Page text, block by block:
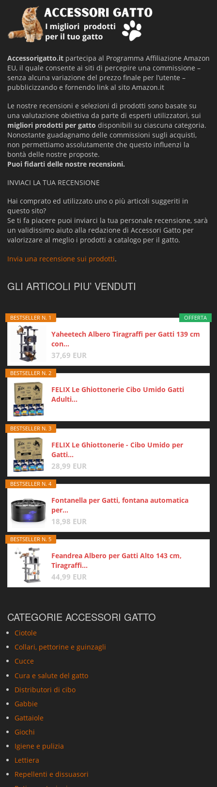
Accessorigatto.it partecipa al Programma Affiliazione Amazon
EU, il quale consente ai siti di percepire una commissione –
senza alcuna variazione del prezzo finale per l’utente –
pubblicizzando e fornendo link al sito Amazon.it
Le nostre recensioni e selezioni di prodotti sono basate su
una valutazione obiettiva da parte di esperti utilizzatori, sui
migliori prodotti per gatto disponibili su ciascuna categoria.
Nonostante guadagnamo delle commissioni sugli acquisti,
non permettiamo assolutamente che questo influenzi la
bontà delle nostre proposte.
Puoi fidarti delle nostre recensioni.
INVIACI LA TUA RECENSIONE
Hai comprato ed utilizzato uno o più articoli suggeriti in
questo sito?
Se ti fa piacere puoi inviarci la tua personale recensione, sarà
un validissimo aiuto alla redazione di Accessori Gatto per
valorizzare al meglio i prodotti a catalogo per il gatto.
Invia una recensione sui prodotti.
GLI ARTICOLI PIU’ VENDUTI
OFFERTA
BESTSELLER N. 1
Yaheetech Albero Tiragraffi per Gatti 139 cm
con...
37,69 EUR
BESTSELLER N. 2
FELIX Le Ghiottonerie Cibo Umido Gatti
Adulti...
BESTSELLER N. 3
FELIX Le Ghiottonerie - Cibo Umido per
Gatti...
28,99 EUR
BESTSELLER N. 4
Fontanella per Gatti, fontana automatica
per...
18,98 EUR
BESTSELLER N. 5
Feandrea Albero per Gatti Alto 143 cm,
Tiragraffi...
44,99 EUR
CATEGORIE ACCESSORI GATTO
Ciotole
Collari, pettorine e guinzagli
Cucce
Cura e salute del gatto
Distributori di cibo
Gabbie
Gattaiole
Giochi
Igiene e pulizia
Lettiera
Repellenti e dissuasori